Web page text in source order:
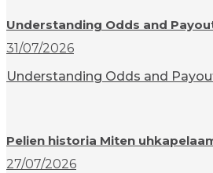
Understanding Odds and
31/07/2026
Understanding Odds and
Pelien historia Miten
27/07/2026